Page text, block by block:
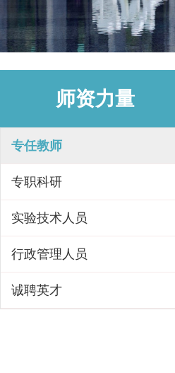
师资力量
专任教师
专职科研
实验技术人员
行政管理人员
诚聘英才